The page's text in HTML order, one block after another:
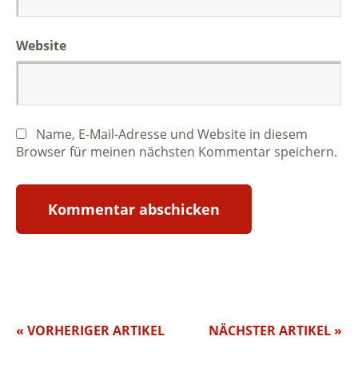
Website
Name, E-Mail-Adresse und Website in diesem
Browser für meinen nächsten Kommentar speichern.
NÄCHSTER ARTIKEL »
« VORHERIGER ARTIKEL